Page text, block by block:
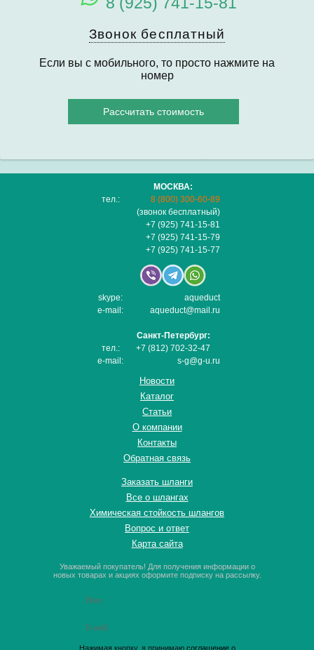
Звонок бесплатный
Если вы с мобильного, то просто нажмите на
номер
Рассчитать стоимость
МОСКВА:
тел.:
8 (800) 300-60-89
(звонок бесплатный)
+7 (925) 741-15-81
+7 (925) 741-15-79
+7 (925) 741-15-77
skype:
aqueduct
e-mail:
aqueduct@mail.ru
Санкт-Петербург:
тел.:
+7 (812) 702-32-47
e-mail:
s-g@g-u.ru
Новости
Каталог
Статьи
О компании
Контакты
Обратная связь
Заказать шланги
Все о шлангах
Химическая стойкость шлангов
Вопрос и ответ
Карта сайта
Уважаемый покупатель! Для получения информации о
новых товарах и акциях оформите подписку на рассылку.
Нажимая кнопку, я принимаю соглашение о